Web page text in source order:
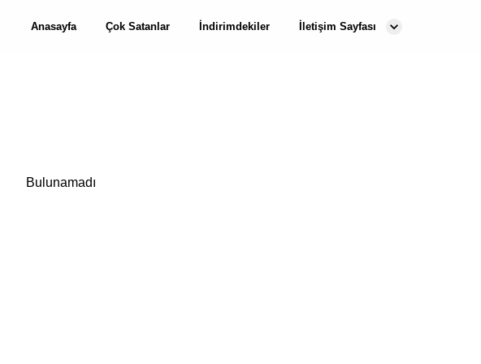
Anasayfa Çok Satanlar İndirimdekiler İletişim Sayfası
Bulunamadı